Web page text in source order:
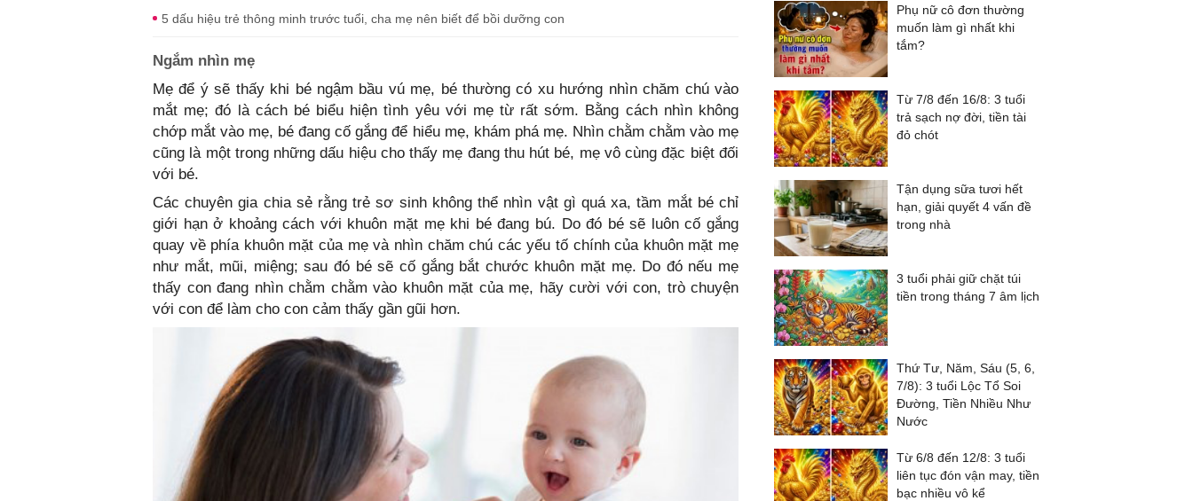
5 dấu hiệu trẻ thông minh trước tuổi, cha mẹ nên biết để bồi dưỡng con
Ngắm nhìn mẹ
Mẹ để ý sẽ thấy khi bé ngậm bầu vú mẹ, bé thường có xu hướng nhìn chăm chú vào
mắt mẹ; đó là cách bé biểu hiện tình yêu với mẹ từ rất sớm. Bằng cách nhìn không
chớp mắt vào mẹ, bé đang cố gắng để hiểu mẹ, khám phá mẹ. Nhìn chằm chằm vào mẹ
cũng là một trong những dấu hiệu cho thấy mẹ đang thu hút bé, mẹ vô cùng đặc biệt đối
với bé.
Các chuyên gia chia sẻ rằng trẻ sơ sinh không thể nhìn vật gì quá xa, tầm mắt bé chỉ
giới hạn ở khoảng cách với khuôn mặt mẹ khi bé đang bú. Do đó bé sẽ luôn cố gắng
quay về phía khuôn mặt của mẹ và nhìn chăm chú các yếu tố chính của khuôn mặt mẹ
như mắt, mũi, miệng; sau đó bé sẽ cố gắng bắt chước khuôn mặt mẹ. Do đó nếu mẹ
thấy con đang nhìn chằm chằm vào khuôn mặt của mẹ, hãy cười với con, trò chuyện
với con để làm cho con cảm thấy gần gũi hơn.
Phụ nữ cô đơn thường
muốn làm gì nhất khi
tắm?
Từ 7/8 đến 16/8: 3 tuổi
trả sạch nợ đời, tiền tài
đỏ chót
Tận dụng sữa tươi hết
hạn, giải quyết 4 vấn đề
trong nhà
3 tuổi phải giữ chặt túi
tiền trong tháng 7 âm lịch
Thứ Tư, Năm, Sáu (5, 6,
7/8): 3 tuổi Lộc Tổ Soi
Đường, Tiền Nhiều Như
Nước
Từ 6/8 đến 12/8: 3 tuổi
liên tục đón vận may, tiền
bạc nhiều vô kể